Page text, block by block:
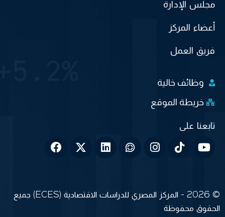
مجلس الإدارة
أعضاء المركز
فريق العمل
وظائف خالية
خريطة الموقع
© 2026 - المركز المصري للدراسات الاقتصادية (ECES) جميع
الحقوق محفوظة